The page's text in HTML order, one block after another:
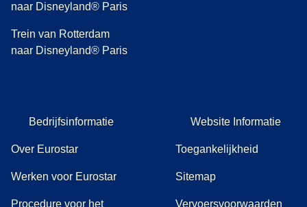
naar Disneyland® Paris
Trein van Rotterdam
naar Disneyland® Paris
Bedrijfsinformatie
Over Eurostar
Werken voor Eurostar
Procedure voor het
Website Informatie
Toegankelijkheid
Sitemap
Vervoersvoorwaarden